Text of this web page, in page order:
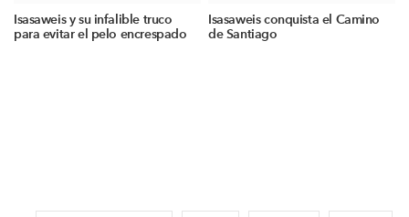
Isasaweis y su infalible truco
para evitar el pelo encrespado
Isasaweis conquista el Camino
de Santiago